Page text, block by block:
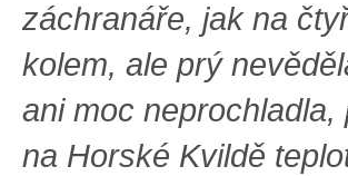
záchranáře, jak na
kolem, ale prý
ani moc
na Horské Kvildě